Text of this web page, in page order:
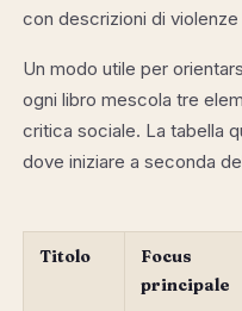
con descrizioni di
Un modo utile per
ogni libro mescola tre
critica sociale. La tabella
dove iniziare a seconda
Titolo
Focus
principale